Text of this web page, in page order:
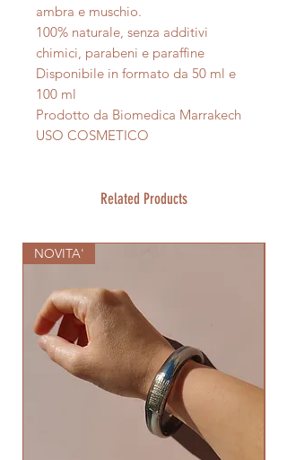
ambra e muschio.
100% naturale, senza additivi
chimici, parabeni e paraffine
Disponibile in formato da 50 ml e
100 ml
Prodotto da Biomedica Marrakech
USO COSMETICO
Related Products
NOVITA'